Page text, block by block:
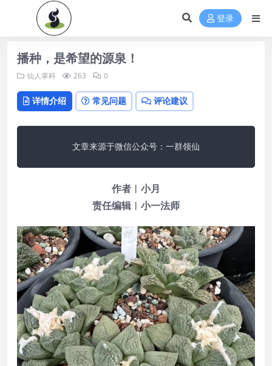
登录
播种，是希望的源泉！
仙人掌科 263 0
详情介绍 常见问题 评论建议
文章来源于微信公众号：一群领仙
作者︱小月
责任编辑︱小一法师